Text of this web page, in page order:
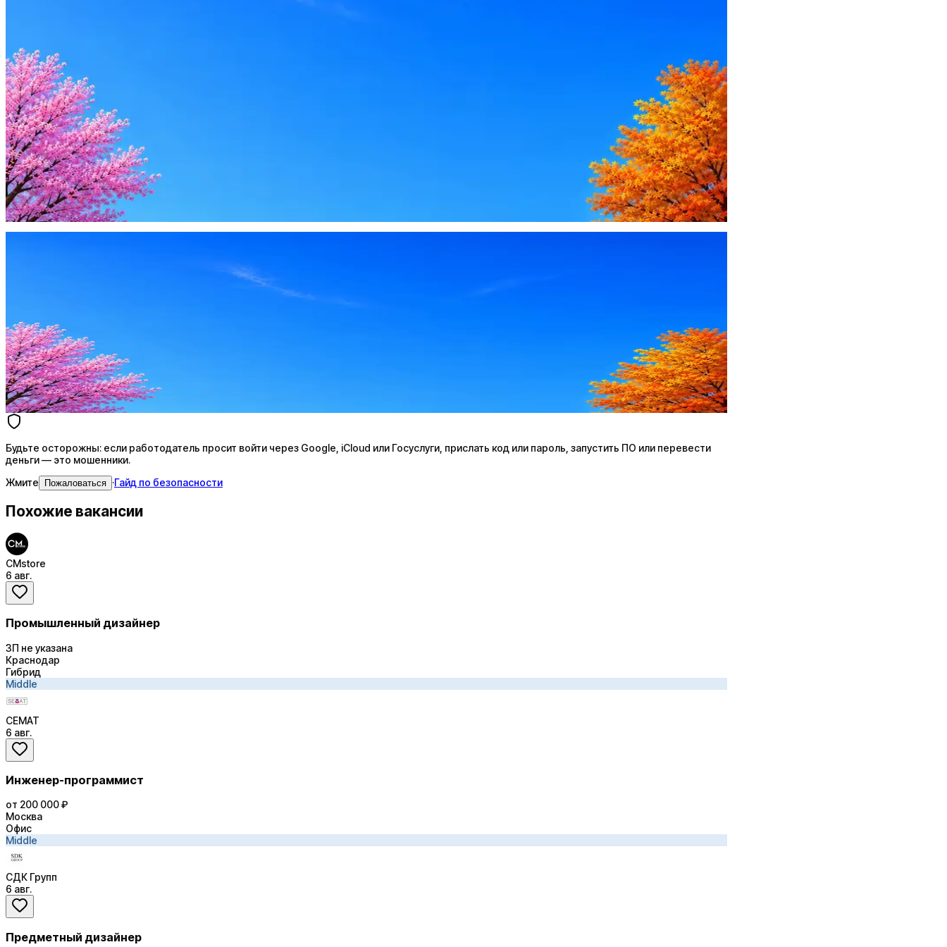
AI генерация сопроводительных писем
4 990 ₽/мес
Купить доступ
Будьте осторожны: если работодатель просит войти через Google, iCloud или Госуслуги, прислать код или пароль, запустить ПО или перевести
деньги — это мошенники.
Жмите Пожаловаться ·Гайд по безопасности
Стратегия поиска с AI: рынки, позиции, вилка, каналы
AI-адаптация отклика под вакансию
AI генерация сопроводительных писем
4 990 ₽/мес
Купить доступ
Будьте осторожны: если работодатель просит войти через Google, iCloud или Госуслуги, прислать код или пароль, запустить ПО или перевести
деньги — это мошенники.
Жмите
Пожаловаться ·Гайд по безопасности
Похожие вакансии
CMstore
6 авг.
Промышленный дизайнер
ЗП не указана
Краснодар
Гибрид
Middle
СЕМАТ
6 авг.
Инженер-программист
от 200 000 ₽
Москва
Офис
Middle
СДК Групп
6 авг.
Предметный дизайнер